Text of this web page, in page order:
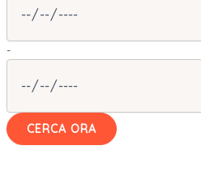
-
CERCA ORA